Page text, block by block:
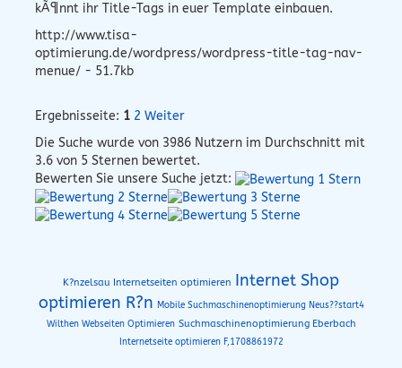
kÃ¶nnt ihr Title-Tags in euer Template einbauen.
http://www.tisa-
optimierung.de/wordpress/wordpress-title-tag-nav-
menue/ - 51.7kb
Ergebnisseite: 1 2 Weiter
Die Suche wurde von 3986 Nutzern im Durchschnitt mit
3.6 von 5 Sternen bewertet.
Bewerten Sie unsere Suche jetzt:
K?nzelsau Internetseiten optimieren Internet Shop
optimieren R?n Mobile Suchmaschinenoptimierung Neus??start4
Wilthen Webseiten Optimieren Suchmaschinenoptimierung Eberbach
Internetseite optimieren F,1708861972